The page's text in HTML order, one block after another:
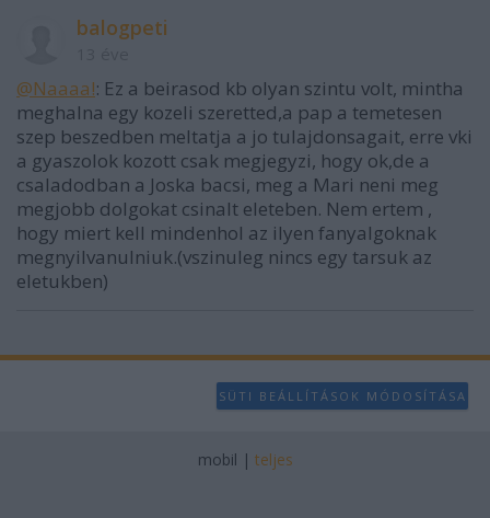
balogpeti
@Naaaa!: Ez a beirasod kb olyan szintu volt, mintha
meghalna egy kozeli szeretted,a pap a temetesen
szep beszedben meltatja a jo tulajdonsagait, erre vki
a gyaszolok kozott csak megjegyzi, hogy ok,de a
csaladodban a Joska bacsi, meg a Mari neni meg
megjobb dolgokat csinalt eleteben. Nem ertem ,
hogy miert kell mindenhol az ilyen fanyalgoknak
megnyilvanulniuk.(vszinuleg nincs egy tarsuk az
eletukben)
SÜTI BEÁLLÍTÁSOK MÓDOSÍTÁSA
mobil | teljes